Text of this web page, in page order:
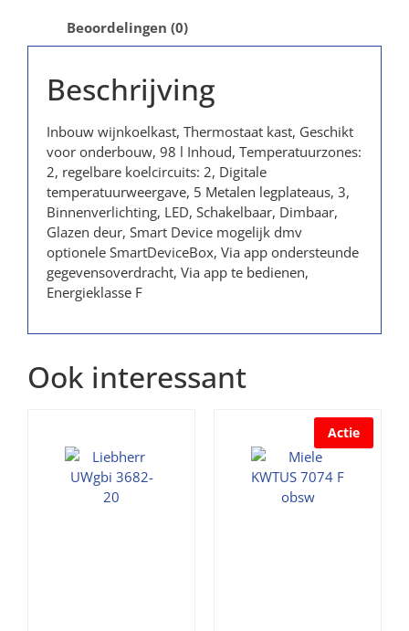
Beoordelingen (0)
Beschrijving
Inbouw wijnkoelkast, Thermostaat kast, Geschikt
voor onderbouw, 98 l Inhoud, Temperatuurzones:
2, regelbare koelcircuits: 2, Digitale
temperatuurweergave, 5 Metalen legplateaus, 3,
Binnenverlichting, LED, Schakelbaar, Dimbaar,
Glazen deur, Smart Device mogelijk dmv
optionele SmartDeviceBox, Via app ondersteunde
gegevensoverdracht, Via app te bedienen,
Energieklasse F
Ook interessant
Actie